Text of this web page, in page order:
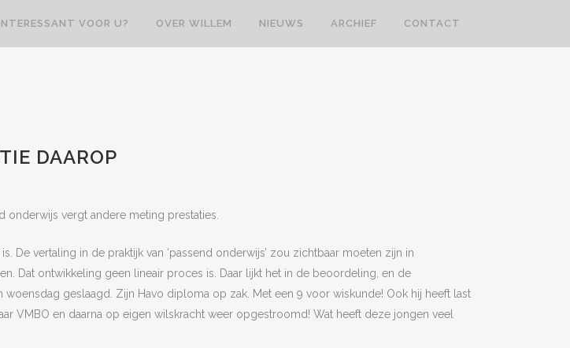
VOOR U? OVER WILLEM NIEUWS ARCHIEF CONTACT
DAAROP
onderwijs vergt andere meting prestaties.
vertaling in de praktijk van ‘passend onderwijs’ zou zichtbaar moeten zijn in
Dat ontwikkeling geen lineair proces is. Daar lijkt het in de beoordeling, en de
geslaagd. Zijn Havo diploma op zak. Met een 9 voor wiskunde! Ook hij heeft last
VMBO en daarna op eigen wilskracht weer opgestroomd! Wat heeft deze jongen veel